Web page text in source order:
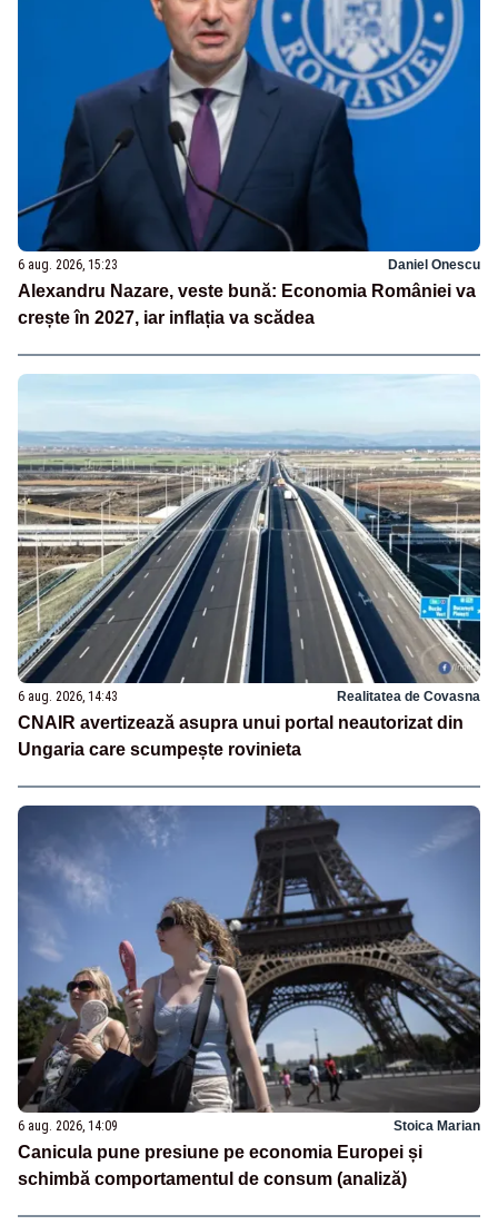
6 aug. 2026, 15:23 Daniel Onescu
Alexandru Nazare, veste bună: Economia României va
crește în 2027, iar inflația va scădea
6 aug. 2026, 14:43 Realitatea de Covasna
CNAIR avertizează asupra unui portal neautorizat din
Ungaria care scumpește rovinieta
6 aug. 2026, 14:09 Stoica Marian
Canicula pune presiune pe economia Europei și
schimbă comportamentul de consum (analiză)